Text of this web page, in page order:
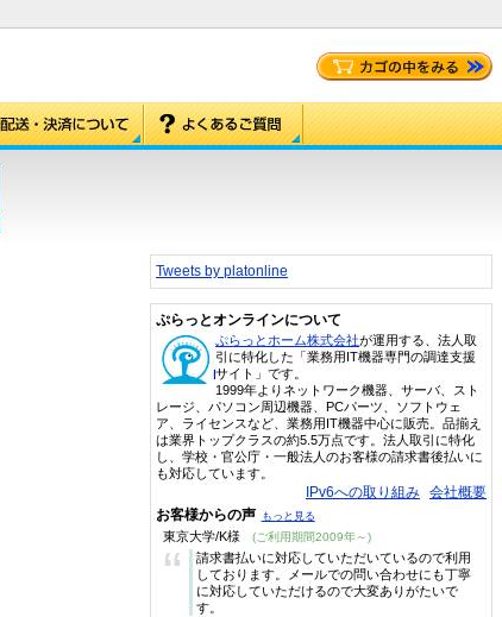
Tweets by platonline
ぷらっとオンラインについて
ぷらっとホーム株式会社が運用する、法人取
引に特化した「業務用IT機器専門の調達支援
サイト」です。
1999年よりネットワーク機器、サーバ、スト
レージ、パソコン周辺機器、PCパーツ、ソフトウェ
ア、ライセンスなど、業務用IT機器中心に販売。品揃え
は業界トップクラスの約5.5万点です。法人取引に特化
し、学校・官公庁・一般法人のお客様の請求書後払いに
も対応しています。
IPv6への取り組み 会社概要
お客様からの声 もっと見る
東京大学/K様 (ご利用期間2009年～)
“
請求書払いに対応していただいているので利用
しております。メールでの問い合わせにも丁寧
に対応していただけるので大変ありがたいで
す。